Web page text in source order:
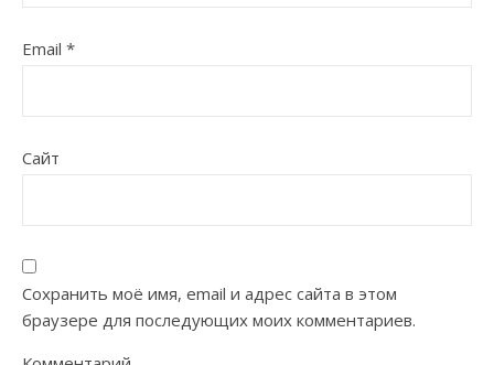
Email *
Сайт
Сохранить моё имя, email и адрес сайта в этом
браузере для последующих моих комментариев.